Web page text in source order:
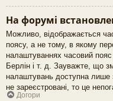
На форумі
Можливо, відображається
поясу, а не тому, в якому
налаштуваннях часовий
Берлін і т. д. Зауважте, що
налаштувань доступна
не зареєстровані, то це
Догори